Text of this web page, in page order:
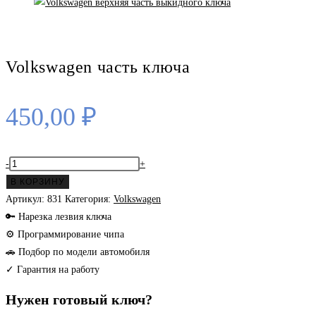
Volkswagen часть ключа
450,00 ₽
Количество
товара
Volkswagen
часть
ключа
- +
В КОРЗИНУ
Артикул: 831 Категория: Volkswagen
🔑 Нарезка лезвия ключа
⚙ Программирование чипа
🚗 Подбор по модели автомобиля
✓ Гарантия на работу
Нужен готовый ключ?